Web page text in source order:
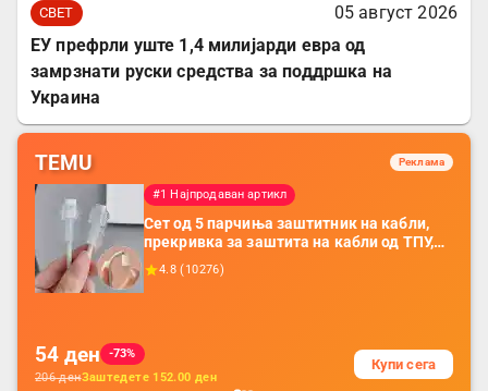
СВЕТ
05 август 2026
ЕУ префрли уште 1,4 милијарди евра од
замрзнати руски средства за поддршка на
Украина
TEMU Реклама
#1 Најпродаван артикл
Сет од 5 парчиња заштитник на кабли,
прекривка за заштита на кабли од ТПУ,
додатоци за заштита на кабли, без
батерија, за мобилни телефони, комплет
4.8 (10276)
54 ден
-73%
206денЗаштедете 152.00 ден
Купи сега